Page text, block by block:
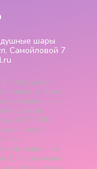
шары
Самойловой 7
о продукции
а также
характер и ни
офертой,
437 ГК РФ.
и могут
Для получения